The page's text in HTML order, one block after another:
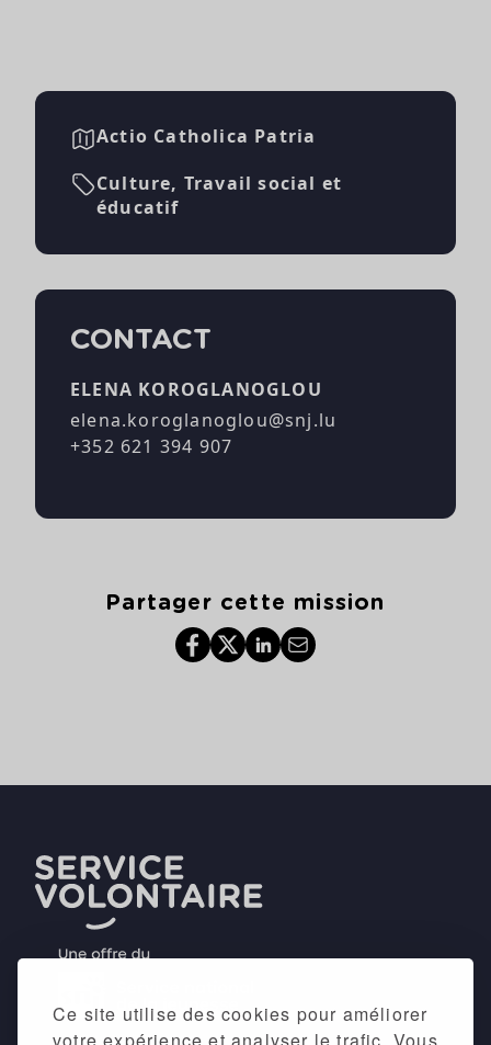
Ce site utilise des cookies pour améliorer
votre expérience et analyser le trafic. Vous
Actio Catholica Patria
Culture, Travail social et
éducatif
CONTACT
ELENA KOROGLANOGLOU
elena.koroglanoglou@snj.lu
+352 621 394 907
Partager cette mission